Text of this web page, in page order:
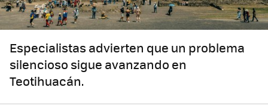
Especialistas advierten que un problema
silencioso sigue avanzando en
Teotihuacán.